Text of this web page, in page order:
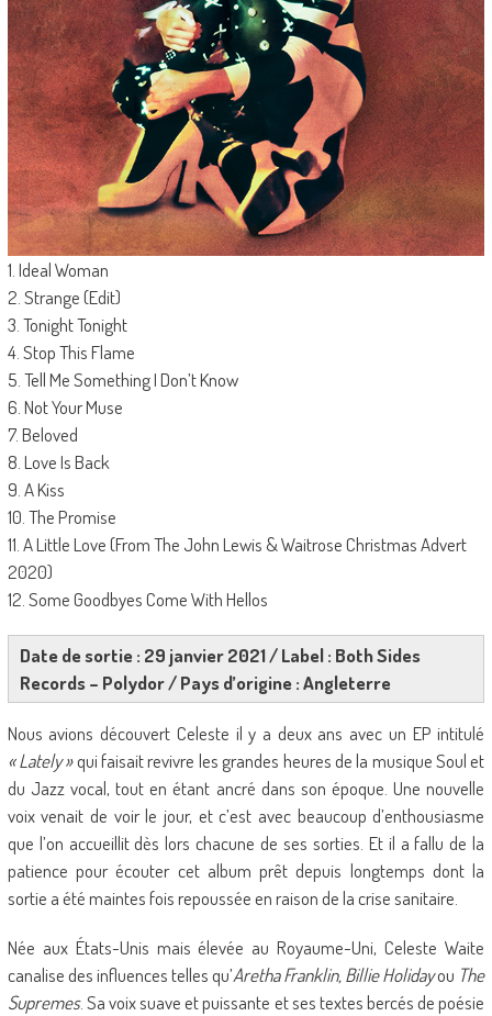
1. Ideal Woman
2. Strange (Edit)
3. Tonight Tonight
4. Stop This Flame
5. Tell Me Something I Don’t Know
6. Not Your Muse
7. Beloved
8. Love Is Back
9. A Kiss
10. The Promise
11. A Little Love (From The John Lewis & Waitrose Christmas Advert
2020)
12. Some Goodbyes Come With Hellos
Date de sortie : 29 janvier 2021 / Label : Both Sides
Records – Polydor / Pays d’origine : Angleterre
Nous avions découvert Celeste il y a deux ans avec un EP intitulé
« Lately »qui faisait revivre les grandes heures de la musique Soul et
du Jazz vocal, tout en étant ancré dans son époque. Une nouvelle
voix venait de voir le jour, et c’est avec beaucoup d’enthousiasme
que l’on accueillit dès lors chacune de ses sorties. Et il a fallu de la
patience pour écouter cet album prêt depuis longtemps dont la
sortie a été maintes fois repoussée en raison de la crise sanitaire.
Née aux États-Unis mais élevée au Royaume-Uni, Celeste Waite
canalise des influences telles qu’Aretha Franklin, Billie Holidayou The
Supremes. Sa voix suave et puissante et ses textes bercés de poésie